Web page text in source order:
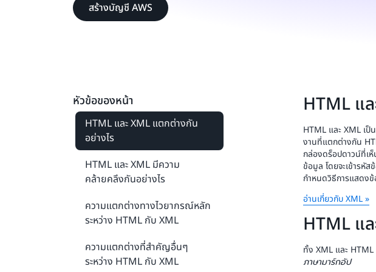
สร้างบัญชี AWS
หัวข้อของหน้า
HTML และ XML แตกต่างกัน
อย่างไร
HTML และ XML มีความ
คล้ายคลึงกันอย่างไร
ความแตกต่างทางไวยากรณ์หลัก
ระหว่าง HTML กับ XML
ความแตกต่างที่สำคัญอื่นๆ
ระหว่าง HTML กับ XML
HTML แ
HTML และ XML เ
งานที่แตกต่างกัน
กล่องดร็อปดาวน์ที่เ
ข้อมูล โดยจะเข้ารหั
กำหนดวิธีการแสดง
อ่านเกี่ยวกับ XML »
HTML แ
ทั้ง XML และ
ภาษามาร์กอัป